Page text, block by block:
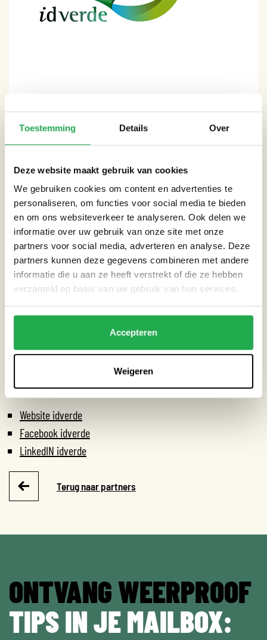
Toestemming Details Over
Deze website maakt gebruik van cookies
We gebruiken cookies om content en advertenties te
personaliseren, om functies voor social media te bieden
en om ons websiteverkeer te analyseren. Ook delen we
informatie over uw gebruik van onze site met onze
partners voor social media, adverteren en analyse. Deze
partners kunnen deze gegevens combineren met andere
informatie die u aan ze heeft verstrekt of die ze hebben
verzameld op basis van uw gebruik van hun services.
Accepteren
Weigeren
CATEGORIEËN
Dak
Straat
Tuin
THEMA’S
HANDIGE LINKS
Website idverde
Facebook idverde
LinkedIN idverde
Terug naar partners
ONTVANG WEERPROOF
TIPS IN JE MAILBOX: